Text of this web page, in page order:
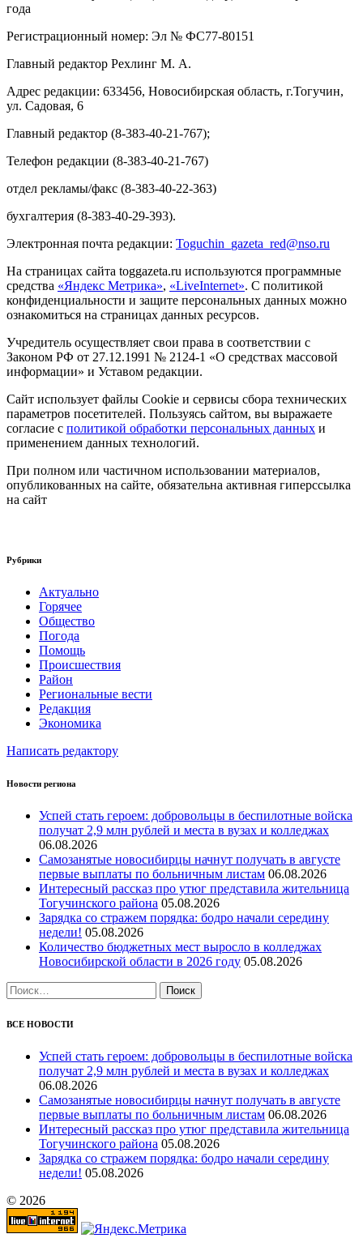
года
Регистрационный номер: Эл № ФС77-80151
Главный редактор Рехлинг М. А.
Адрес редакции: 633456, Новосибирская область, г.Тогучин,
ул. Садовая, 6
Главный редактор (8-383-40-21-767);
Телефон редакции (8-383-40-21-767)
отдел рекламы/факс (8-383-40-22-363)
бухгалтерия (8-383-40-29-393).
Электронная почта редакции: Toguchin gazeta red@nso.ru
На страницах сайта toggazeta.ru используются программные
средства «Яндекс Метрика», «LiveInternet». С политикой
конфиденциальности и защите персональных данных можно
ознакомиться на страницах данных ресурсов.
Учредитель осуществляет свои права в соответствии с
Законом РФ от 27.12.1991 № 2124-1 «О средствах массовой
информации» и Уставом редакции.
Сайт использует файлы Cookie и сервисы сбора технических
параметров посетителей. Пользуясь сайтом, вы выражаете
согласие с политикой обработки персональных данных и
применением данных технологий.
При полном или частичном использовании материалов,
опубликованных на сайте, обязательна активная гиперссылка
на сайт
Рубрики
Актуально
Горячее
Общество
Погода
Помощь
Происшествия
Район
Региональные вести
Редакция
Экономика
Написать редактору
Новости региона
Успей стать героем: добровольцы в беспилотные войска
получат 2,9 млн рублей и места в вузах и колледжах
06.08.2026
Самозанятые новосибирцы начнут получать в августе
первые выплаты по больничным листам 06.08.2026
Интересный рассказ про утюг представила жительница
Тогучинского района 05.08.2026
Зарядка со стражем порядка: бодро начали середину
недели! 05.08.2026
Количество бюджетных мест выросло в колледжах
Новосибирской области в 2026 году 05.08.2026
Найти:
ВСЕ НОВОСТИ
Успей стать героем: добровольцы в беспилотные войска
получат 2,9 млн рублей и места в вузах и колледжах
06.08.2026
Самозанятые новосибирцы начнут получать в августе
первые выплаты по больничным листам 06.08.2026
Интересный рассказ про утюг представила жительница
Тогучинского района 05.08.2026
Зарядка со стражем порядка: бодро начали середину
недели! 05.08.2026
© 2026